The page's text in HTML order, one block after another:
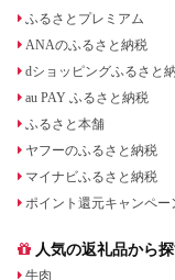
ふるさとプレミアム
ANAのふるさと納税
dショッピングふるさと
au PAY ふるさと納税
ふるさと本舗
ヤフーのふるさと納税
マイナビふるさと納税
ポイント還元キャンペー
人気の返礼品から
牛肉